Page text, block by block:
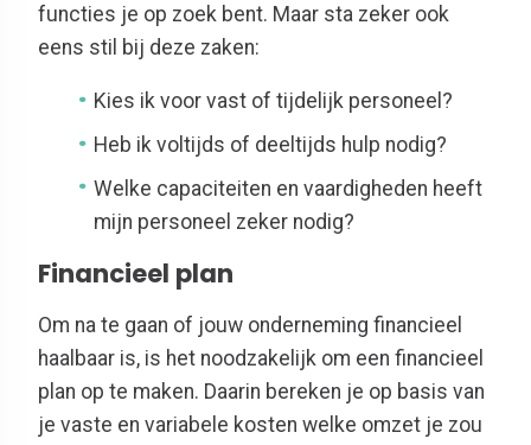
functies je op zoek bent. Maar sta zeker ook
eens stil bij deze zaken:
Kies ik voor vast of tijdelijk personeel?
Heb ik voltijds of deeltijds hulp nodig?
Welke capaciteiten en vaardigheden heeft
mijn personeel zeker nodig?
Financieel plan
Om na te gaan of jouw onderneming financieel
haalbaar is, is het noodzakelijk om een financieel
plan op te maken. Daarin bereken je op basis van
je vaste en variabele kosten welke omzet je zou